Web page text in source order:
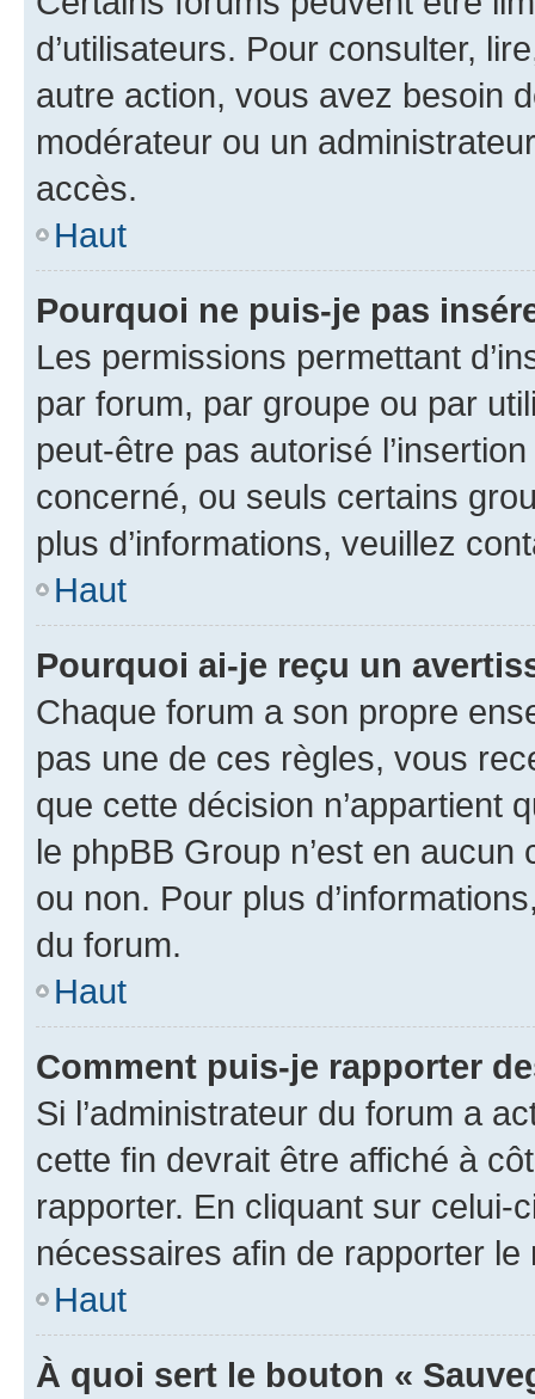
d’utilisateurs. Pour consulter,
autre action, vous avez besoin
modérateur ou un
accès.
Haut
Pourquoi ne puis-je pas
Les permissions permettant
par forum, par groupe ou par
peut-être pas autorisé
concerné, ou seuls certains
plus d’informations, veuillez
Haut
Pourquoi ai-je reçu un
Chaque forum a son propre
pas une de ces règles, vous
que cette décision n’appartient
le phpBB Group n’est en
ou non. Pour plus
du forum.
Haut
Comment puis-je rapporter
Si l’administrateur du forum a
cette fin devrait être affiché à
rapporter. En cliquant sur
nécessaires afin de rapporter le
Haut
À quoi sert le bouton «